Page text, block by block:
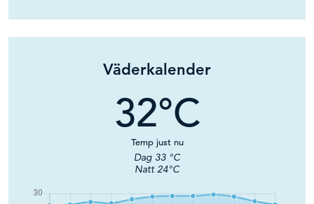
Väderkalender
32°C
Temp just nu
Dag 33 °C
Natt24°C